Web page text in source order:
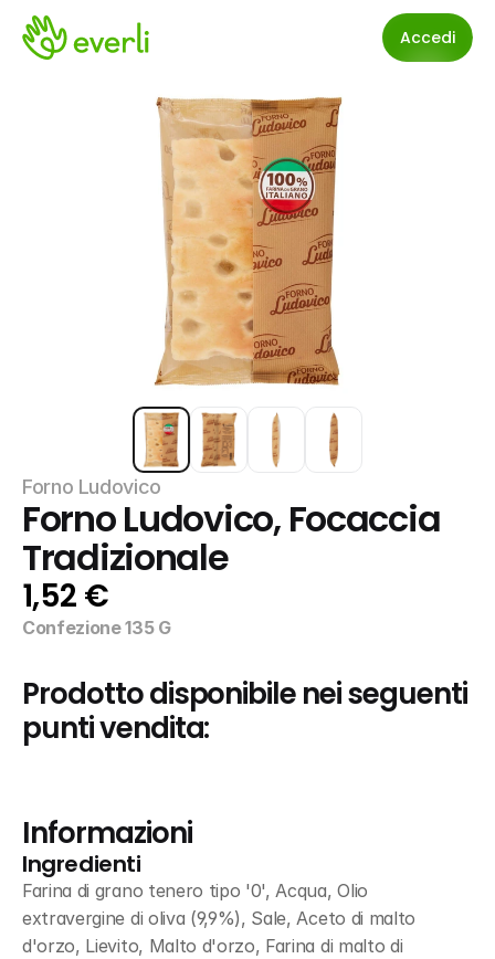
Accedi
Forno Ludovico
Forno Ludovico, Focaccia
Tradizionale
1,52 €
Confezione 135 G
Prodotto disponibile nei seguenti
punti vendita:
Informazioni
Ingredienti
Farina di grano tenero tipo '0', Acqua, Olio
extravergine di oliva (9,9%), Sale, Aceto di malto
d'orzo, Lievito, Malto d'orzo, Farina di malto di